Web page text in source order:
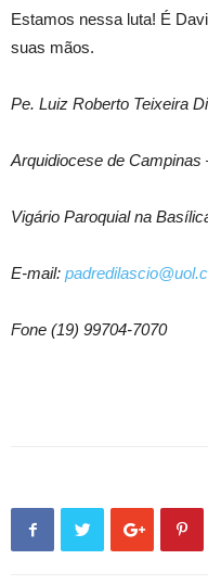
Estamos nessa luta! É
suas mãos.
Pe. Luiz Roberto Teixeira
Arquidiocese de Campinas
Vigário Paroquial na
E-mail:
Fone (19) 99704-7070